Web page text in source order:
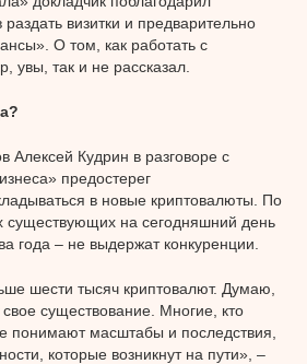
визитки и предварительно
О том, как работать с
увы, так и не рассказал.
Алексей Кудрин в разговоре с
предостерег
в новые криптовалюты. По
существующих на сегодняшний день
года – не выдержат конкуренции.
шести тысяч криптовалют. Думаю,
существование. Многие, кто
понимают масштабы и последствия,
которые возникнут на пути», –